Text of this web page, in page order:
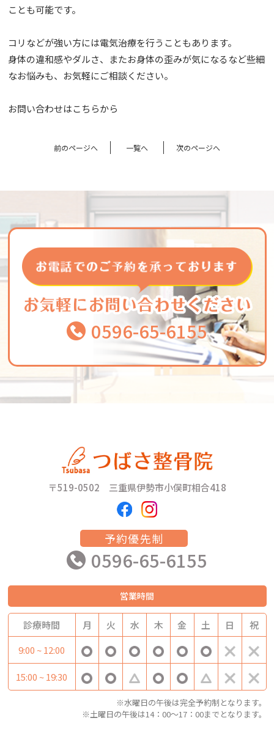
ことも可能です。
コリなどが強い方には電気治療を行うこともあります。
身体の違和感やダルさ、またお身体の歪みが気になるなど些細
なお悩みも、お気軽にご相談ください。
お問い合わせはこちらから
前のページへ 一覧へ 次のページへ
0596-65-6155
〒519-0502 三重県伊勢市小俣町相合418
予約優先制
0596-65-6155
営業時間
診療時間 月 火 水 木 金 土 日
祝
9:00 ~ 12:00
15:00 ~ 19:30
※水曜日の午後は完全予約制となります。
※土曜日の午後は14：00～17：00までとなります。